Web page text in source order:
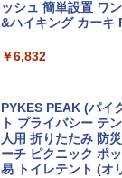
￥713
￥1,540
￥2,079
￥2,479
ッシュ 簡単設置 ワ
&ハイキング カーキ
￥6,832
PYKES PEAK (パイ
ト プライバシー テ
人用 折りたたみ 防
ーチ ピクニック ポ
易 トイレテント (オ